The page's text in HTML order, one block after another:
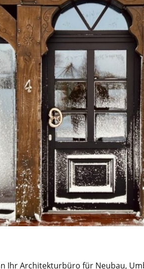
Ihr Architekturbüro für Neubau,